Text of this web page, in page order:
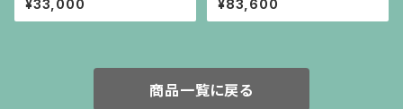
¥33,000
t）のリング
¥83,600
商品一覧に戻る